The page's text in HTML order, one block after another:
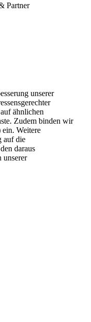
Partner
unserer
ähnlichen
Zudem binden wir
Weitere
auf die
daraus
unserer